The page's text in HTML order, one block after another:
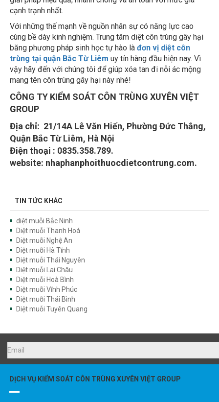
cạnh trạnh nhất.
Với những thế mạnh về nguồn nhân sự có năng lực cao
cùng bề dày kinh nghiệm. Trung tâm diệt côn trùng gây hại
băng phương pháp sinh học tự hào làđơn vị diệt côn
trùng tại quận Bắc Từ Liêmuy tín hàng đầu hiện nay. Vì
vậy hãy đến với chúng tôi để giúp xóa tan đi nỗi ác mộng
mang tên côn trùng gây hại này nhé!
CÔNG TY KIỂM SOÁT CÔN TRÙNG XUYÊN VIỆT
GROUP
Địa chỉ: 21/14A Lê Văn Hiến, Phường Đức Thắng,
Quận Bắc Từ Liêm, Hà Nội
Điện thoại : 0835.358.789.
website: nhaphanphoithuocdietcontrung.com.
TIN TỨC KHÁC
diệt muỗi Bắc Ninh
Diệt muỗi Thanh Hoá
Diệt muỗi Nghệ An
Diệt muỗi Hà Tĩnh
Diệt muỗi Thái Nguyên
Diệt muỗi Lai Châu
Diệt muỗi Hoà Bình
Diệt muỗi Vĩnh Phúc
Diệt muỗi Thái Bình
Diệt muỗi Tuyên Quang
DỊCH VỤ KIỂM SOÁT CÔN TRÙNG XUYÊN VIỆT GROUP